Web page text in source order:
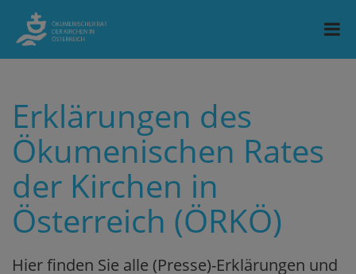
Erklärungen des
Ökumenischen Rates
der Kirchen in
Österreich (ÖRKÖ)
Hier finden Sie alle (Presse)-Erklärungen und